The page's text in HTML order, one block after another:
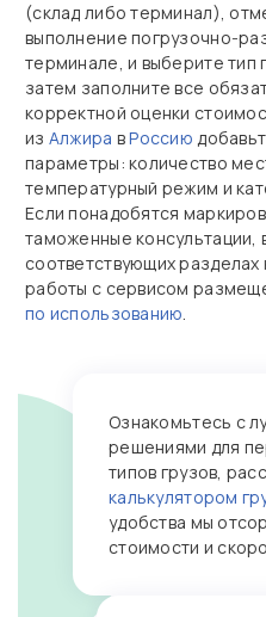
(склад либо терминал),
выполнение
терминале, и выберите тип
затем заполните все
корректной оценки
из Алжира вРоссию
параметры: количество
температурный режим и
Если понадобятся
таможенные консультации,
соответствующих разделах
работы с сервисом
по использованию.
Ознакомьтесь с
решениями для
типов грузов,
калькулятором
удобства мы
стоимости и